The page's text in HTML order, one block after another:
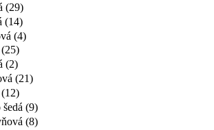
(29)
(14)
(4)
(2)
(21)
(9)
(8)